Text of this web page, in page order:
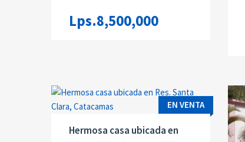
Lps.8,500,000
EN VENTA
Hermosa casa ubicada en